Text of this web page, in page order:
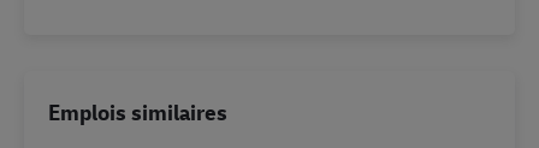
Emplois similaires